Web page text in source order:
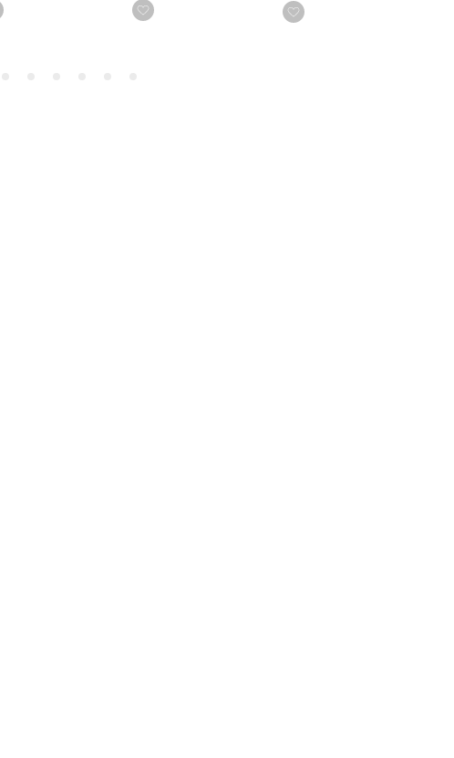
お気に入りに登録する お気に入りに登録する お気に入りに登録する